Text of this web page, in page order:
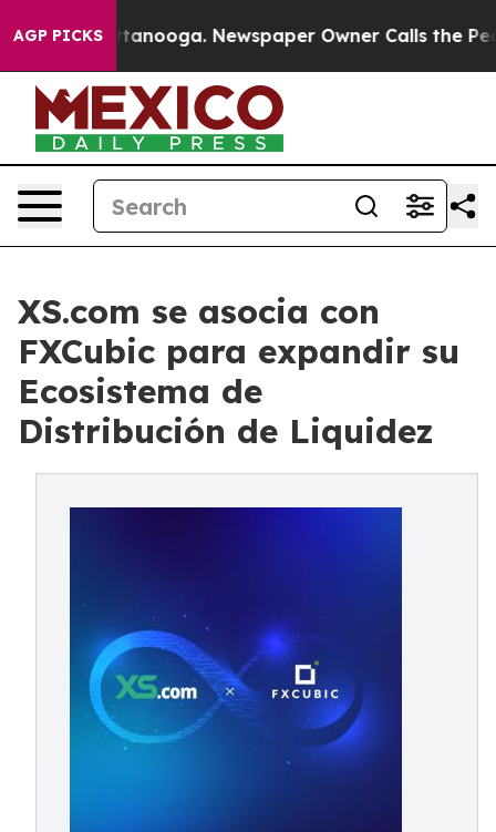
AGP PICKS
in Chattanooga. Newspaper Owner Calls the
XS.com se asocia con
FXCubic para expandir su
Ecosistema de
Distribución de Liquidez